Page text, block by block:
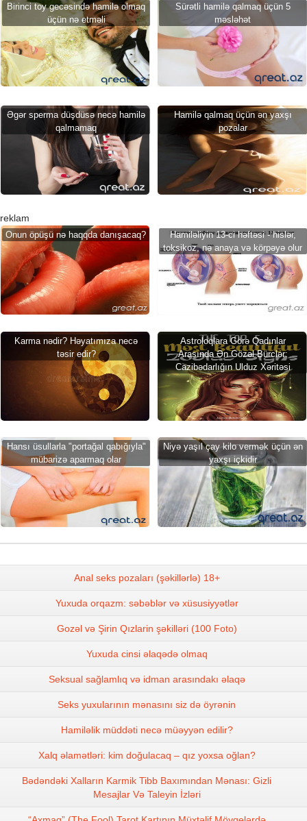
Birinci toy gecəsində hamilə olmaq
üçün nə etməli
Sürətli hamilə qalmaq üçün 5
məsləhət
Əgər sperma düşdüsə necə hamilə
qalmamaq
Hamilə qalmaq üçün ən yaxşı
pozalar
reklam
Onun öpüşü nə haqqda danışacaq?
Hamiləliyin 13-ci həftəsi - hislər,
toksikoz, nə anaya və körpəyə olur
Karma nədir? Həyatımıza necə
təsir edir?
Astroloqlara Görə Qadınlar
Arasında Ən Gözəl Bürclər:
Cazibədarlığın Ulduz Xəritəsi
Hansı üsullarla "portağal qabığıyla"
mübarizə aparmaq olar
Niyə yaşıl çay kilo vermək üçün ən
yaxşı içkidir
Anal seks pozaları (şəkillərlə) 18+
Yuxuda orqazm: səbəblər və xüsusiyyətlər
Gozəl və Şirin Qızlarin şəkilləri (100 Foto)
Yuxuda cinsi əlaqədə olmaq
Seksual sağlamlıq və idman arasındakı əlaqə
Seks yuxularının mənasını siz də öyrənin
Hamiləlik müddəti necə müəyyən edilir?
Xalq əlamətləri: kim doğulacaq – qız yoxsa oğlan?
Bədəndəki Xalların Karmik Tibb Baxımından Mənası: Gizli
Mesajlar Və Taleyin İzləri